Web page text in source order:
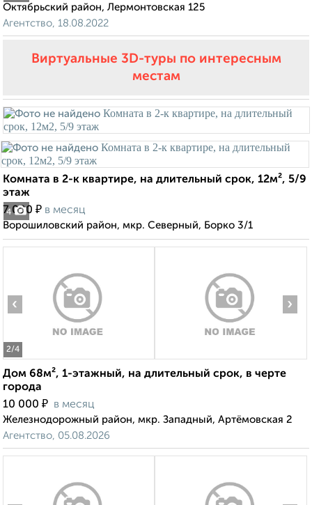
Октябрьский район, Лермонтовская 125
Агентство, 18.08.2022
Виртуальные 3D-туры по интересным
местам
4
Комната в 2-к квартире, на длительный срок, 12м², 5/9
этаж
7 000 ₽ в месяц
Ворошиловский район, мкр. Северный, Борко 3/1
2/4
‹ ›
Дом 68м², 1-этажный, на длительный срок, в черте
города
10 000 ₽ в месяц
Железнодорожный район, мкр. Западный, Артёмовская 2
Агентство, 05.08.2026